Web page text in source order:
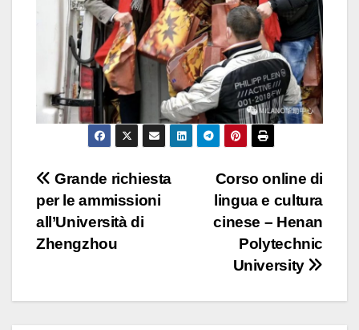
Navigazione
articoli
Corso online di
lingua e cultura
cinese – Henan
Polytechnic
University
Grande richiesta
per le ammissioni
all’Università di
Zhengzhou